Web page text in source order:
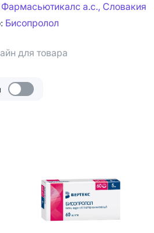
а.с., Словакия
Бисопролол
для товара